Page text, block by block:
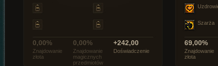
0,00%
Znajdowanie
złota
0,00%
Znajdowanie
magicznych
przedmiotów
+242,00
Doświadczenie
Szarża
69,00%
Znajdowanie
złota